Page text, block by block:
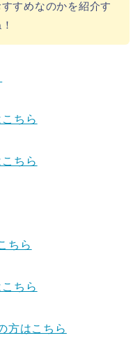
すめなのかを紹介す
ちら
ちら
ちら
ちら
方はこちら